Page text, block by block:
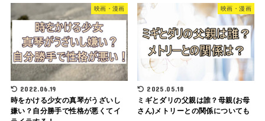
映画・漫画
2022.06.19
時をかける少女の真琴がうざいし
嫌い？自分勝手で性格が悪くてイ
映画・漫画
2025.05.18
ミギとダリの父親は誰？母親(お母
さん)メトリーとの関係についても